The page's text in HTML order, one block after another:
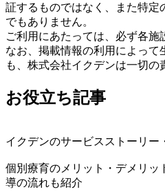
証するものではなく、また特定
でもありません。
ご利用にあたっては、必ず各施
なお、掲載情報の利用によって
も、株式会社イクデンは一切の
お役立ち記事
イクデンのサービスストーリー
個別療育のメリット・デメリッ
導の流れも紹介